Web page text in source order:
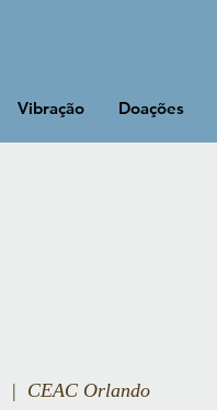
Vibração Doações
  |
CEAC Orlando